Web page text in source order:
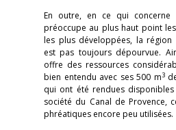
En outre, en ce qui concerne
préoccupe au plus haut point
les plus développées, la région
est pas toujours dépourvue.
offre des ressources
bien entendu avec ses 500 m3
qui ont été rendues
société du Canal de Provence,
phréatiques encore peu utilisées.